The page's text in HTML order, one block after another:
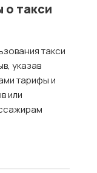
о такси
такси
указав
тарифы и
или